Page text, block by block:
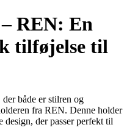
REN: En
tilføjelse til
både er stilren og
fra REN. Denne holder
design, der passer perfekt til